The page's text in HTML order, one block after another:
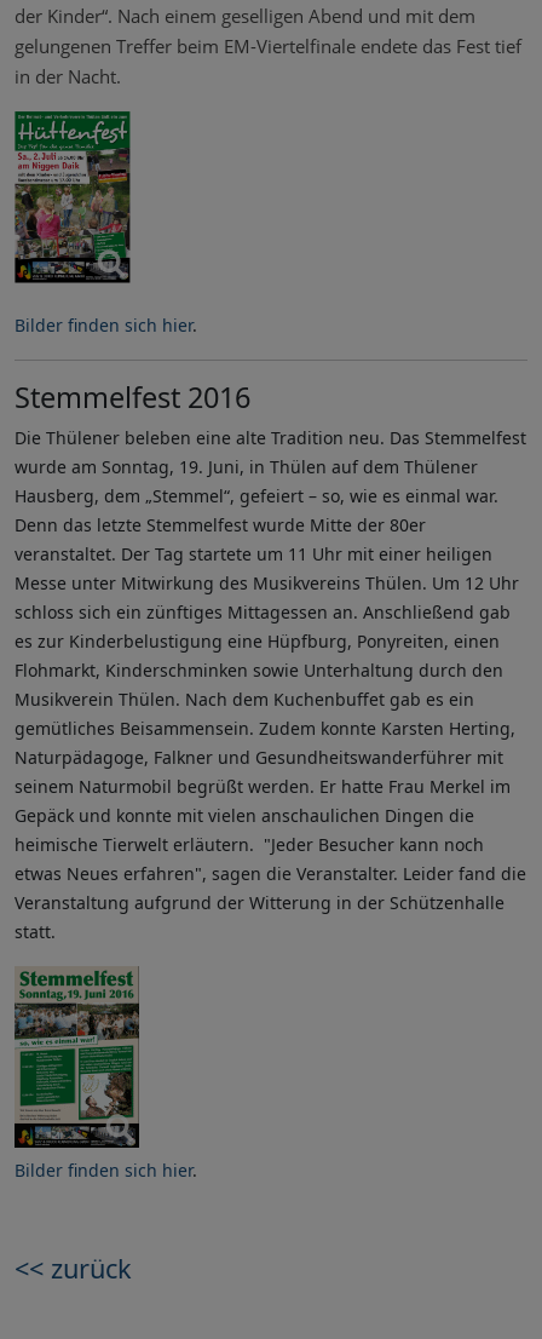
der Kinder“. Nach einem geselligen Abend und mit dem
gelungenen Treffer beim EM-Viertelfinale endete das Fest tief
in der Nacht.
Bilder finden sich hier.
Stemmelfest 2016
Die Thülener beleben eine alte Tradition neu. Das Stemmelfest
wurde am Sonntag, 19. Juni, in Thülen auf dem Thülener
Hausberg, dem „Stemmel“, gefeiert – so, wie es einmal war.
Denn das letzte Stemmelfest wurde Mitte der 80er
veranstaltet. Der Tag startete um 11 Uhr mit einer heiligen
Messe unter Mitwirkung des Musikvereins Thülen. Um 12 Uhr
schloss sich ein zünftiges Mittagessen an. Anschließend gab
es zur Kinderbelustigung eine Hüpfburg, Ponyreiten, einen
Flohmarkt, Kinderschminken sowie Unterhaltung durch den
Musikverein Thülen. Nach dem Kuchenbuffet gab es ein
gemütliches Beisammensein. Zudem konnte Karsten Herting,
Naturpädagoge, Falkner und Gesundheitswanderführer mit
seinem Naturmobil begrüßt werden. Er hatte Frau Merkel im
Gepäck und konnte mit vielen anschaulichen Dingen die
heimische Tierwelt erläutern. "Jeder Besucher kann noch
etwas Neues erfahren", sagen die Veranstalter. Leider fand die
Veranstaltung aufgrund der Witterung in der Schützenhalle
statt.
Bilder finden sich hier.
<< zurück